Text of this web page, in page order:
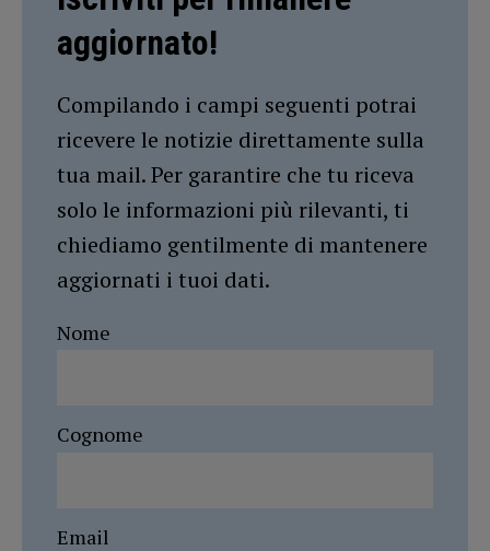
aggiornato!
Compilando i campi seguenti potrai
ricevere le notizie direttamente sulla
tua mail. Per garantire che tu riceva
solo le informazioni più rilevanti, ti
chiediamo gentilmente di mantenere
aggiornati i tuoi dati.
Nome
Cognome
Email